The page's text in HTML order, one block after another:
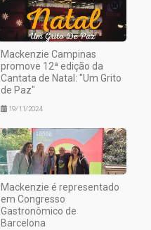
Mackenzie Campinas
promove 12ª edição da
Cantata de Natal: "Um Grito
de Paz"
19/11/2024
Mackenzie é representado
em Congresso
Gastronômico de
Barcelona